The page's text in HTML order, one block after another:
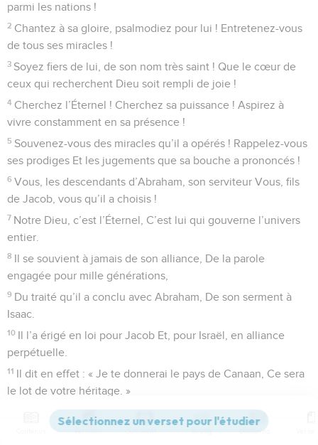
parmi les nations !
2 Chantez à sa gloire, psalmodiez pour lui ! Entretenez-vous
de tous ses miracles !
3 Soyez fiers de lui, de son nom très saint ! Que le cœur de
ceux qui recherchent Dieu soit rempli de joie !
4 Cherchez l’Éternel ! Cherchez sa puissance ! Aspirez à
vivre constamment en sa présence !
5 Souvenez-vous des miracles qu’il a opérés ! Rappelez-vous
ses prodiges Et les jugements que sa bouche a prononcés !
6 Vous, les descendants d’Abraham, son serviteur Vous, fils
de Jacob, vous qu’il a choisis !
7 Notre Dieu, c’est l’Éternel, C’est lui qui gouverne l’univers
entier.
8 Il se souvient à jamais de son alliance, De la parole
engagée pour mille générations,
9 Du traité qu’il a conclu avec Abraham, De son serment à
Isaac.
10 Il l’a érigé en loi pour Jacob Et, pour Israël, en alliance
perpétuelle.
11 Il dit en effet : « Je te donnerai le pays de Canaan, Ce sera
le lot de votre héritage. »
Ils n’étaient qu’un petit nombre, une poignée d’immigrants
Errant çà et là parmi les nations, d’un royaume à l’autre.
Versions Commentaires Strong